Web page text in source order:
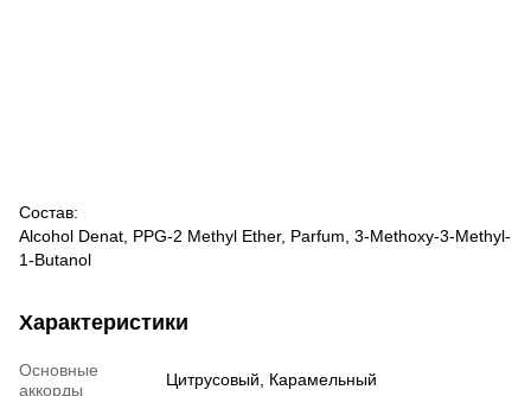
Состав:
Alcohol Denat, PPG-2 Methyl Ether, Parfum, 3-Methoxy-3-Methyl-
1-Butanol
Характеристики
Основные
аккорды
Цитрусовый, Карамельный